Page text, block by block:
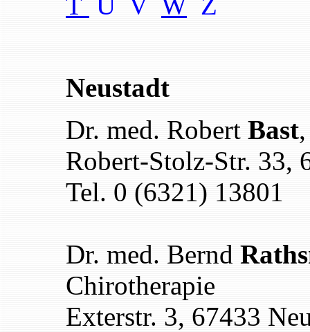
Neustadt
Dr. med. Robert Bast
Robert-Stolz-Str. 33,
Tel. 0 (6321) 13801
Dr. med. Bernd
Chirotherapie
Exterstr. 3, 67433